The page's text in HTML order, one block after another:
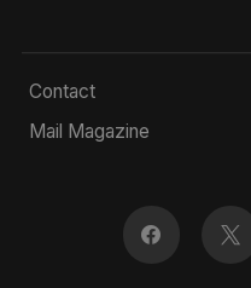
Contact
Mail Magazine